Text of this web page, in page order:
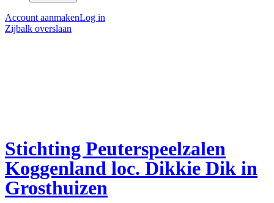
Account aanmakenLog in
Zijbalk overslaan
Stichting Peuterspeelzalen
Koggenland loc. Dikkie Dik in
Grosthuizen